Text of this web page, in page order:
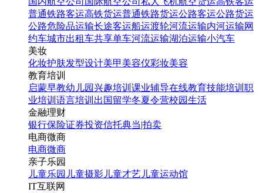
普通铁路客运高铁货运普通铁路货运公路客运公路货运
公路危险品运输长途客运船运渡轮河流运输内河运输网
约车城市出租车共享单车河流运输湖泊运输小汽车
美妆
化妆护肤发型设计美甲 美容仪彩妆美容
教育培训
启蒙早教幼儿园 兴趣培训 课业辅导在线教育技能培训 职
业培训 语言培训 出国留学冬夏令营校园生活
金融理财
银行保险证券投资信托典当|拍卖
电商微商
电商微商
亲子乐园
儿童乐园 儿童摄影 儿童才艺 儿童运动馆
IT互联网